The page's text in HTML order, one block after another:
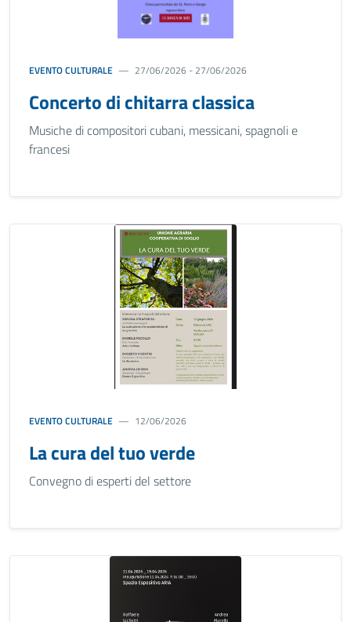
EVENTO CULTURALE 27/06/2026 - 27/06/2026
Concerto di chitarra classica
Musiche di compositori cubani, messicani, spagnoli e
francesi
EVENTO CULTURALE 12/06/2026
La cura del tuo verde
Convegno di esperti del settore